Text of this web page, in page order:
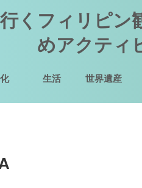
くフィリピン
めアクティ
化 生活 世界遺産